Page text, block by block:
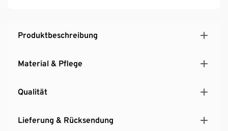
Produktbeschreibung
Material & Pflege
Qualität
Lieferung & Rücksendung